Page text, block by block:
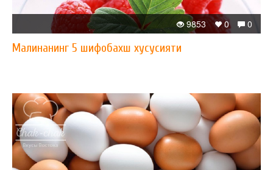
0
0
9853
Малинанинг 5 шифобахш хусусияти